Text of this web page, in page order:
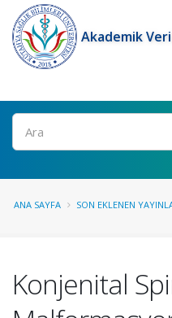
Akademik
Ara
ANA SAYFA SON EKLENEN
Konjenital